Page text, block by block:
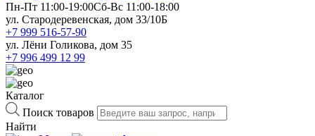
Пн-Пт 11:00-19:00Cб-Вс 11:00-18:00
ул. Стародеревенская, дом 33/10Б
+7 999 516-57-90
ул. Лёни Голикова, дом 35
+7 996 499 12 99
Каталог
Поиск товаров
Найти